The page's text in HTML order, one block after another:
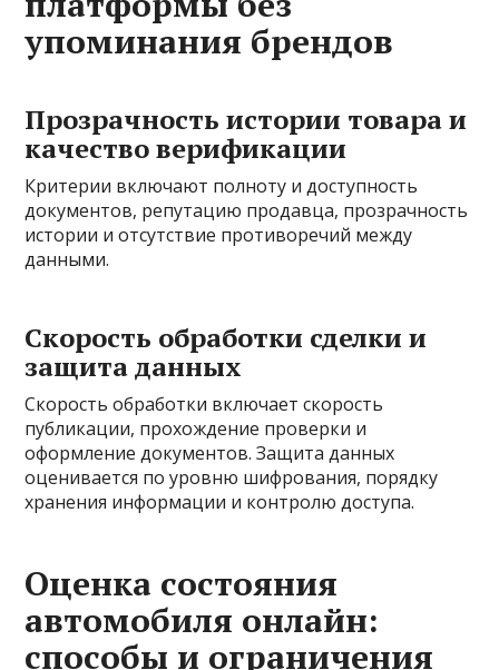
упоминания брендов
Прозрачность истории товара и
качество верификации
Критерии включают полноту и доступность
документов, репутацию продавца, прозрачность
истории и отсутствие противоречий между
данными.
Скорость обработки сделки и
защита данных
Скорость обработки включает скорость
публикации, прохождение проверки и
оформление документов. Защита данных
оценивается по уровню шифрования, порядку
хранения информации и контролю доступа.
Оценка состояния
автомобиля онлайн:
способы и ограничения